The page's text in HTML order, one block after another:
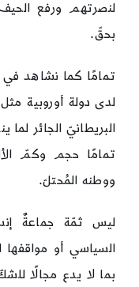
لنصرتهم ورفع
بحقّ.
تمامًا كما نشاهد في
لدى دولة أوروبية
تمامًا حجم وكمّ
ووطنه المُحتلّ.
ليس ثمّة جماعةٌ
السياسي أو مواقفها
بما لا يدع مجالًا